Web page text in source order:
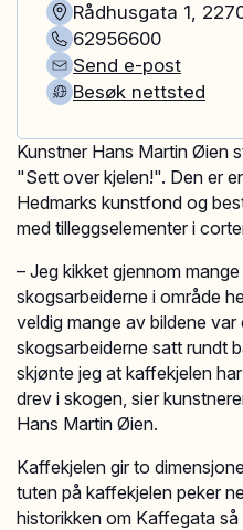
Kunstner Hans Martin Øien
"Sett over kjelen!". Den er
Hedmarks kunstfond og
med tilleggselementer i
– Jeg kikket gjennom
skogsarbeiderne i område
veldig mange av bildene
skogsarbeiderne satt rundt
skjønte jeg at kaffekjelen
drev i skogen, sier
Hans Martin Øien.
Kaffekjelen gir to
tuten på kaffekjelen peker
historikken om Kaffegata
Rådhusgata 1,
62956600
Send e-post
Besøk nettsted